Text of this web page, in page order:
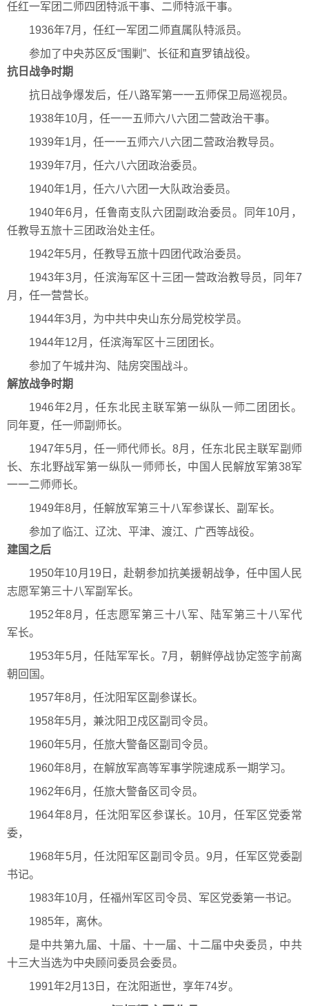
任红一军团二师四团特派干事、二师特派干事。
1936年7月，任红一军团二师直属队特派员。
参加了中央苏区反“围剿”、长征和直罗镇战役。
抗日战争时期
抗日战争爆发后，任八路军第一一五师保卫局巡视员。
1938年10月，任一一五师六八六团二营政治干事。
1939年1月，任一一五师六八六团二营政治教导员。
1939年7月，任六八六团政治委员。
1940年1月，任六八六团一大队政治委员。
1940年6月，任鲁南支队六团副政治委员。同年10月，
任教导五旅十三团政治处主任。
1942年5月，任教导五旅十四团代政治委员。
1943年3月，任滨海军区十三团一营政治教导员，同年7
月，任一营营长。
1944年3月，为中共中央山东分局党校学员。
1944年12月，任滨海军区十三团团长。
参加了午城井沟、陆房突围战斗。
解放战争时期
1946年2月，任东北民主联军第一纵队一师二团团长。
同年夏，任一师副师长。
1947年5月，任一师代师长。8月，任东北民主联军副师
长、东北野战军第一纵队一师师长，中国人民解放军第38军
一一二师师长。
1949年8月，任解放军第三十八军参谋长、副军长。
参加了临江、辽沈、平津、渡江、广西等战役。
建国之后
1950年10月19日，赴朝参加抗美援朝战争，任中国人民
志愿军第三十八军副军长。
1952年8月，任志愿军第三十八军、陆军第三十八军代
军长。
1953年5月，任陆军军长。7月，朝鲜停战协定签字前离
朝回国。
1957年8月，任沈阳军区副参谋长。
1958年5月，兼沈阳卫戍区副司令员。
1960年5月，任旅大警备区副司令员。
1960年8月，在解放军高等军事学院速成系一期学习。
1962年6月，任旅大警备区司令员。
1964年8月，任沈阳军区参谋长。10月，任军区党委常
委，
1968年5月，任沈阳军区副司令员。9月，任军区党委副
书记。
1983年10月，任福州军区司令员、军区党委第一书记。
1985年，离休。
是中共第九届、十届、十一届、十二届中央委员，中共
十三大当选为中央顾问委员会委员。
1991年2月13日，在沈阳逝世，享年74岁。